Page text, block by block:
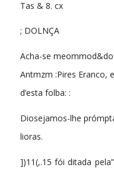
Tas & 8. cx
; DOLNÇA
Acha-se
Antmzm :Pires Eranco,
d’esta folba: :
Diosejamos-lhe
lioras.
])11(,.15 fói ditada